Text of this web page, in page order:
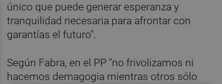
único que puede generar esperanza y
tranquilidad necesaria para afrontar con
garantías el futuro".
Según Fabra, en el PP "no frivolizamos ni
hacemos demagogia mientras otros sólo